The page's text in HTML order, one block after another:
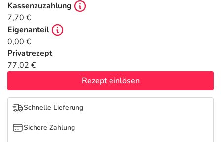
Kassenzuzahlung
7,70 €
Eigenanteil
0,00 €
Privatrezept
77,02 €
Rezept einlösen
Schnelle Lieferung
Sichere Zahlung